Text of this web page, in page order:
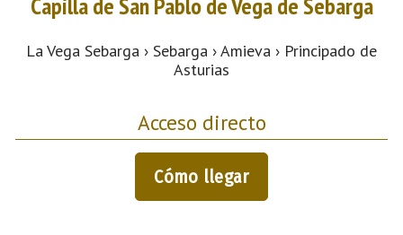
La Vega Sebarga › Sebarga › Amieva › Principado de
Asturias
Acceso directo
Cómo llegar